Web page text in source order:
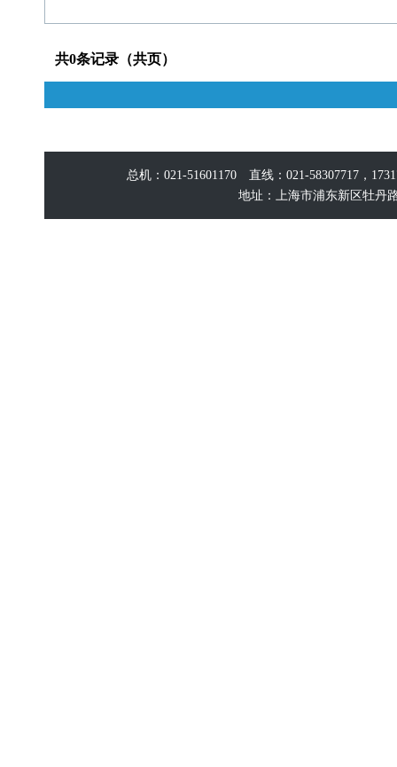
共0条记录（共页）
总机：021-51601170 直线：021-58307717，
地址：上海市浦东新区牡丹